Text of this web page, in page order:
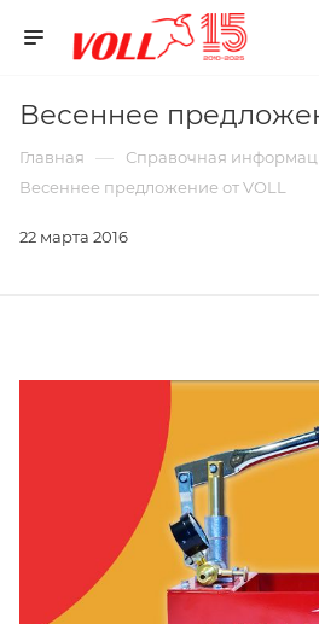
Весеннее
Главная — Справочная
Весеннее предложение от VOLL
22 марта 2016